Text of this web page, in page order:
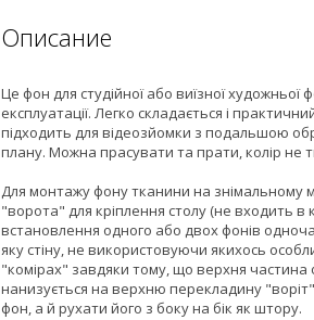
Описание
Це фон для студійної або виїзної
експлуатації. Легко складається і
підходить для відеозйомки з подальшою
плану. Можна прасувати та прати, колір не
Для монтажу фону тканини на знімальному
"ворота" для кріплення столу (не входить
встановлення одного або двох фонів
яку стіну, не використовуючи якихось
"комірах" завдяки тому, що верхня
нанизується на верхню перекладину
фон, а й рухати його з боку на бік як штору.